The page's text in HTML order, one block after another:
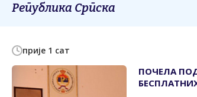
Република Српска
прије 1 сат
ПОЧЕЛА